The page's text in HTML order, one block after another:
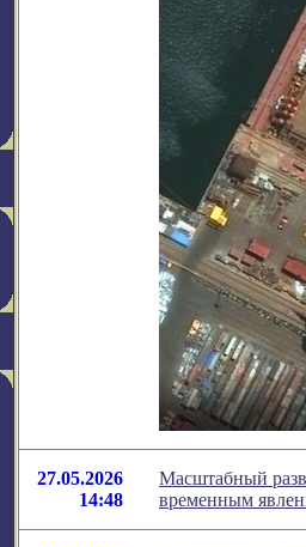
27.05.2026
14:48
Масштабный
временным